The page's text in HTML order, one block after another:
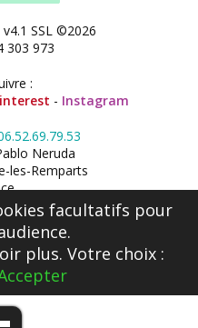
SSL ©2026
303 973
:
- Instagram
Neruda
les-Remparts
facultatifs pour
plus. Votre choix :